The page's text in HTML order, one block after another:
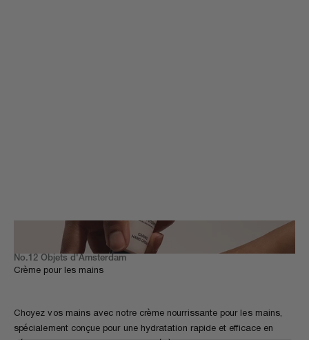
No.12 Objets d'Amsterdam
Crème pour les mains
Choyez vos mains avec notre crème nourrissante pour les mains,
spécialement conçue pour une hydratation rapide et efficace en